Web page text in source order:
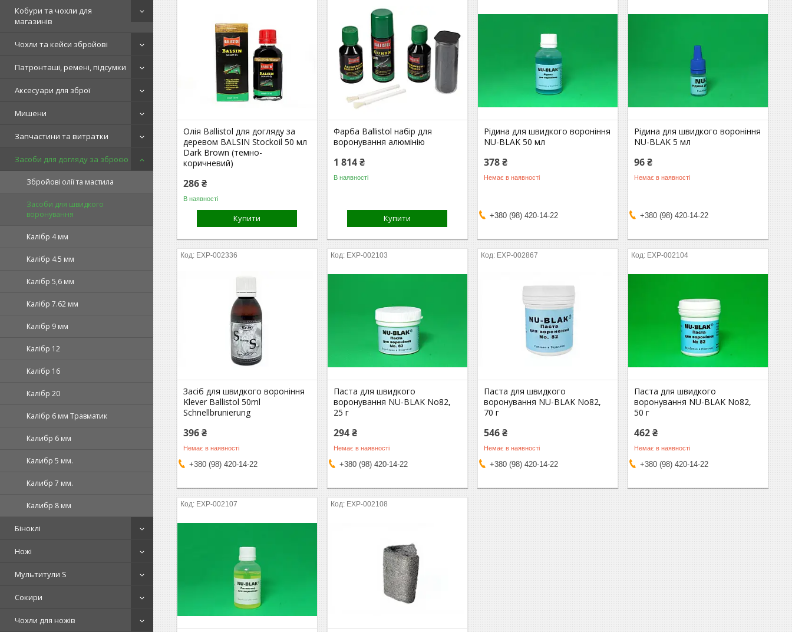
Кобури та чохли для
магазинів
Чохли та кейси збройові
Патронташі, ремені, підсумки
Аксесуари для зброї
Мишени
Запчастини та витратки
Засоби для догляду за зброєю
Збройові олії та мастила
Засоби для швидкого
воронування
Калібр 4 мм
Калібр 4.5 мм
Калібр 5,6 мм
Калібр 7.62 мм
Калібр 9 мм
Калібр 12
Калібр 16
Калібр 20
Калібр 6 мм Травматик
Калибр 6 мм
Калибр 5 мм.
Калибр 7 мм.
Калибр 8 мм
Біноклі
Ножі
Мультитули S
Сокири
Чохли для ножів
Олія Ballistol для догляду за
деревом BALSIN Stockoil 50 мл
Dark Brown (темно-
коричневий)
286 ₴
В наявності
Купити
Фарба Ballistol набір для
воронування алюмінію
1 814 ₴
В наявності
Купити
Рідина для швидкого вороніння
NU-BLAK 50 мл
378 ₴
Немає в наявності
+380 (98) 420-14-22
Рідина для швидкого вороніння
NU-BLAK 5 мл
96 ₴
Немає в наявності
+380 (98) 420-14-22
EXP-002336
Засіб для швидкого вороніння
Klever Ballistol 50ml
Schnellbrunierung
396 ₴
Немає в наявності
+380 (98) 420-14-22
EXP-002103
Паста для швидкого
воронування NU-BLAK No82,
25 г
294 ₴
Немає в наявності
+380 (98) 420-14-22
EXP-002867
Паста для швидкого
воронування NU-BLAK No82,
70 г
546 ₴
Немає в наявності
+380 (98) 420-14-22
EXP-002104
Паста для швидкого
воронування NU-BLAK No82,
50 г
462 ₴
Немає в наявності
+380 (98) 420-14-22
EXP-002107 EXP-002108